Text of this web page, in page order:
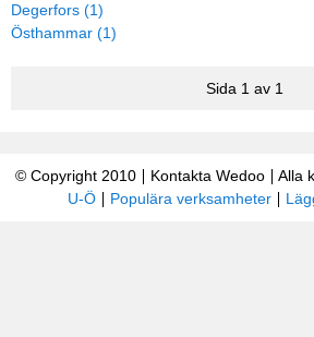
Degerfors (1)
Östhammar (1)
Sida 1 av 1
© Copyright 2010 Kontakta Wedoo Alla
U-Ö
Populära verksamheter